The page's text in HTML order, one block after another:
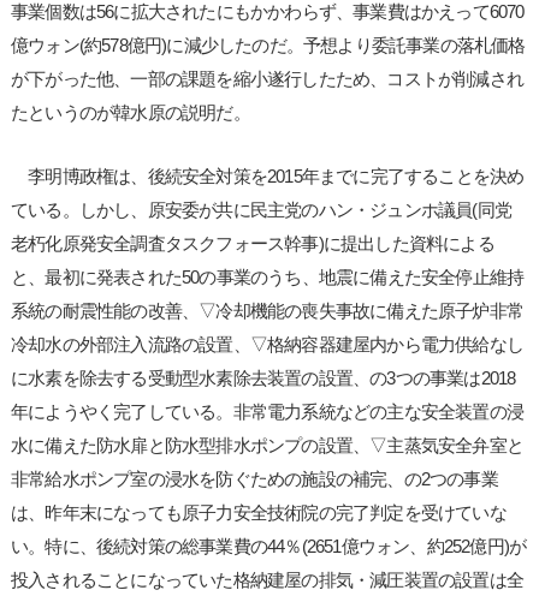
事業個数は56に拡大されたにもかかわらず、事業費はかえって6070
億ウォン(約578億円)に減少したのだ。予想より委託事業の落札価格
が下がった他、一部の課題を縮小遂行したため、コストが削減され
たというのが韓水原の説明だ。
李明博政権は、後続安全対策を2015年までに完了することを決め
ている。しかし、原安委が共に民主党のハン・ジュンホ議員(同党
老朽化原発安全調査タスクフォース幹事)に提出した資料による
と、最初に発表された50の事業のうち、地震に備えた安全停止維持
系統の耐震性能の改善、▽冷却機能の喪失事故に備えた原子炉非常
冷却水の外部注入流路の設置、▽格納容器建屋内から電力供給なし
に水素を除去する受動型水素除去装置の設置、の3つの事業は2018
年にようやく完了している。非常電力系統などの主な安全装置の浸
水に備えた防水扉と防水型排水ポンプの設置、▽主蒸気安全弁室と
非常給水ポンプ室の浸水を防ぐための施設の補完、の2つの事業
は、昨年末になっても原子力安全技術院の完了判定を受けていな
い。特に、後続対策の総事業費の44％(2651億ウォン、約252億円)が
投入されることになっていた格納建屋の排気・減圧装置の設置は全